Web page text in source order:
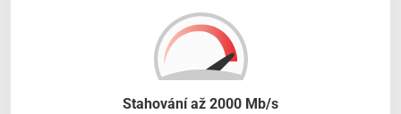
Stahování až 2000 Mb/s